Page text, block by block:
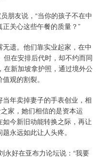
朋友说，“当你的孩子不在中
关心这些午餐的质量？”
遗。他们靠实业起家，在中
但在安排后代时，却不约而同
在新加坡拿护照，通过境外公
观的割裂。
年卖掉妻子的手表创业，相
家，她们相信的是资本运
今新旧动能转换之际，再让
永远如此让人头疼。
好在亚布力论坛说：“我要